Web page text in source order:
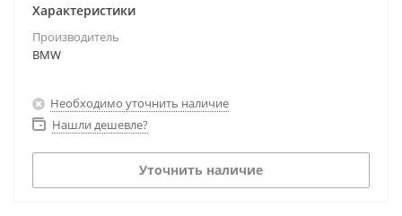
Характеристики
Производитель
BMW
Необходимо уточнить наличие
Нашли дешевле?
Уточнить наличие